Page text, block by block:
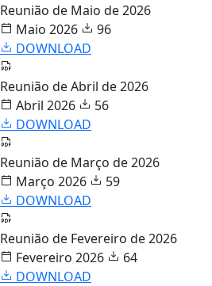
Reunião de Maio de 2026
Maio 2026
96
DOWNLOAD
Reunião de Abril de 2026
Abril 2026
56
DOWNLOAD
Reunião de Março de 2026
Março 2026
59
DOWNLOAD
Reunião de Fevereiro de 2026
Fevereiro 2026
64
DOWNLOAD